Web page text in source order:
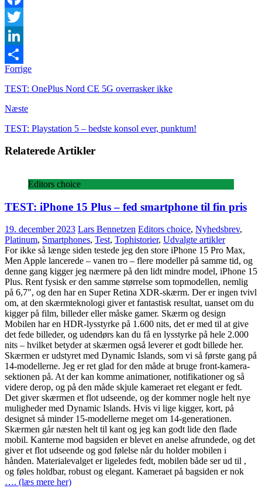
Facebook
Twitter
LinkedIn
Share
Forrige
TEST: OnePlus Nord CE 5G overrasker ikke
Næste
TEST: Playstation 5 – bedste konsol ever, punktum!
Relaterede Artikler
Editors choice
TEST: iPhone 15 Plus – fed smartphone til fin pris
19. december 2023 Lars Bennetzen Editors choice, Nyhedsbrev,
Platinum, Smartphones, Test, Tophistorier, Udvalgte artikler
For ikke så længe siden testede jeg den store iPhone 15 Pro Max,
Men Apple lancerede – vanen tro – flere modeller på samme tid, og
denne gang kigger jeg nærmere på den lidt mindre model, iPhone 15
Plus. Rent fysisk er den samme størrelse som topmodellen, nemlig
på 6,7″, og den har en Super Retina XDR-skærm. Der er ingen tvivl
om, at den skærmteknologi giver et fantastisk resultat, uanset om du
kigger på film, billeder eller måske gamer. Skærm og design
Mobilen har en HDR-lysstyrke på 1.600 nits, det er med til at give
det fede billeder, og udendørs kan du få en lysstyrke på hele 2.000
nits – hvilket betyder at skærmen også leverer et godt billede her.
Skærmen er udstyret med Dynamic Islands, som vi så første gang på
14-modellerne. Jeg er ret glad for den måde at bruge front-kamera-
sektionen på. At der kan komme animationer, notifikationer og så
videre derop, og på den måde skjule kameraet ret elegant er fedt.
Det giver skærmen et flot udseende, og der kommer nogle helt nye
muligheder med Dynamic Islands. Hvis vi lige kigger, kort, på
designet så minder 15-modellerne meget om 14-generationen.
Skærmen går næsten helt til kant og jeg kan godt lide den flade
mobil. Kanterne mod bagsiden er blevet en anelse afrundede, og det
giver et flot udseende og god følelse når du holder mobilen i
hånden. Materialevalget er ligeledes fedt, mobilen både ser ud til ,
og føles holdbar, robust og elegant. Kameraet på bagsiden er nok
…. (læs mere her)